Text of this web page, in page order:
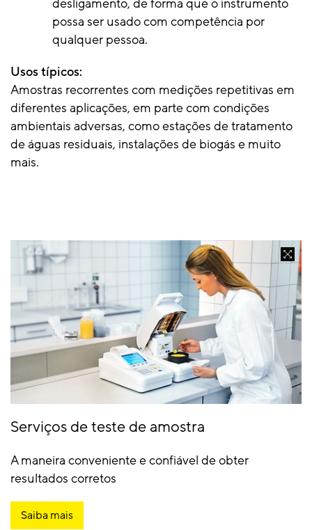
desligamento, de forma que o instrumento
possa ser usado com competência por
qualquer pessoa.
Usos típicos:
Amostras recorrentes com medições repetitivas em
diferentes aplicações, em parte com condições
ambientais adversas, como estações de tratamento
de águas residuais, instalações de biogás e muito
mais.
Serviços de teste de amostra
A maneira conveniente e confiável de obter
resultados corretos
Saiba mais